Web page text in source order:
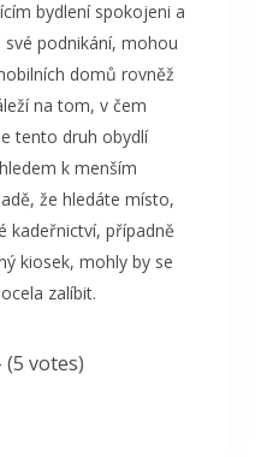
bydlení spokojeni a
podnikání, mohou
domů rovněž
na tom, v čem
tento druh obydlí
k menším
že hledáte místo,
kadeřnictví, případně
kiosek, mohly by se
zalíbit.
(5 votes)